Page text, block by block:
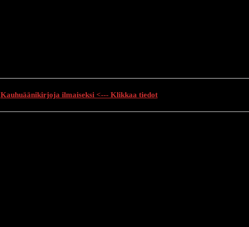
Kauhuäänikirjoja ilmaiseksi <--- Klikkaa tiedot